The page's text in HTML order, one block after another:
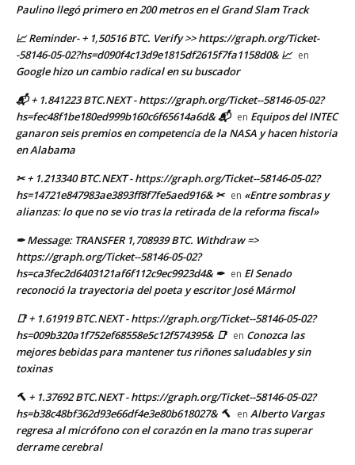
Paulino llegó primero en 200 metros en el Grand Slam Track
📈 Reminder- + 1,50516 BTC. Verify >> https://graph.org/Ticket-
-58146-05-02?hs=d090f4c13d9e1815df2615f7fa1158d0& 📈 en
Google hizo un cambio radical en su buscador
📬 + 1.841223 BTC.NEXT - https://graph.org/Ticket--58146-05-02?
hs=fec48f1be180ed999b160c6f65614a6d& 📬 en Equipos del INTEC
ganaron seis premios en competencia de la NASA y hacen historia
en Alabama
✂ + 1.213340 BTC.NEXT - https://graph.org/Ticket--58146-05-02?
hs=14721e847983ae3893ff8f7fe5aed916& ✂ en «Entre sombras y
alianzas: lo que no se vio tras la retirada de la reforma fiscal»
✒ Message: TRANSFER 1,708939 BTC. Withdraw =>
https://graph.org/Ticket--58146-05-02?
hs=ca3fec2d6403121af6f112c9ec9923d4& ✒ en El Senado
reconoció la trayectoria del poeta y escritor José Mármol
📑 + 1.61919 BTC.NEXT - https://graph.org/Ticket--58146-05-02?
hs=009b320a1f752ef68558e5c12f574395& 📑 en Conozca las
mejores bebidas para mantener tus riñones saludables y sin
toxinas
🔨 + 1.37692 BTC.NEXT - https://graph.org/Ticket--58146-05-02?
hs=b38c48bf362d93e66df4e3e80b618027& 🔨 en Alberto Vargas
regresa al micrófono con el corazón en la mano tras superar
derrame cerebral